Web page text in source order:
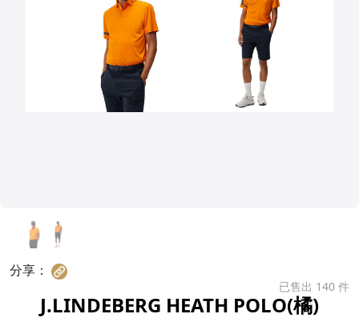
分享：
已售出 140 件
J.LINDEBERG HEATH POLO(橘)